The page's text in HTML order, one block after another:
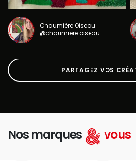
Chaumière Oiseau
@chaumiere.oiseau
PARTAGEZ VOS
Nos marques vous